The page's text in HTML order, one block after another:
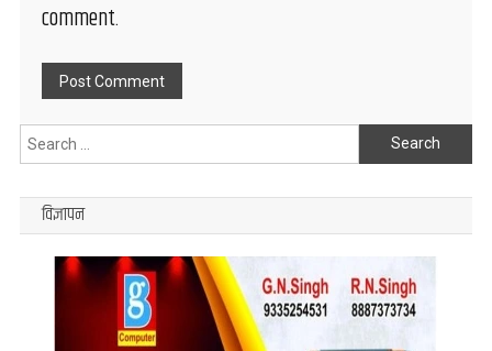
comment.
Search
for:
विज्ञापन